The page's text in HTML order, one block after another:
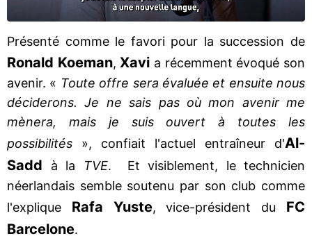
Présenté comme le favori pour la succession de
Ronald Koeman,Xavi a récemment évoqué son
avenir. « Toute offre sera évaluée et ensuite nous
déciderons. Je ne sais pas où mon avenir me
mènera, mais je suis ouvert à toutes les
possibilités », confiait l'actuel entraîneur d'Al-
Sadd à la TVE. Et visiblement, le technicien
néerlandais semble soutenu par son club comme
l'explique Rafa Yuste, vice-président du FC
Barcelone.